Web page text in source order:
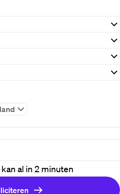
al in 2 minuten